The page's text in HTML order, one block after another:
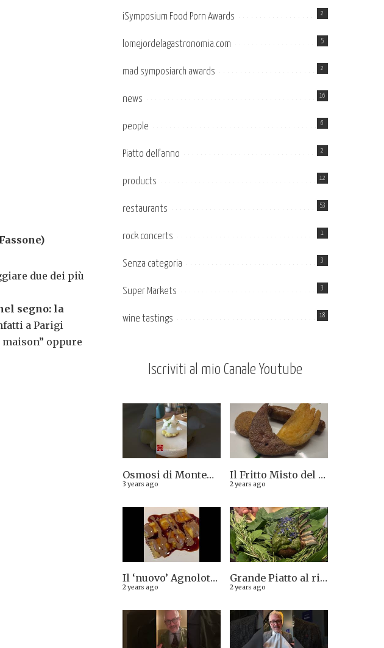
due dei più
segno: la
aParigi
oppure
iSymposium Food Porn Awards 2
lomejordelagastronomia.com 5
mad symposiarch awards 2
news 16
people 6
Piatto dell’anno 2
products 12
restaurants 53
rock concerts 1
Senza categoria 3
Super Markets 3
wine tastings 18
Iscriviti al mio Canale Youtube
Osmosi di Montepulciano nuova stella Michelin. Avevamo visto lungo il 14.08.2023
3 years ago
Il Fritto Misto del Centro di Priocca
2 years ago
Il ‘nuovo’ Agnolotto di Torino del Mago Rabin
2 years ago
Grande Piatto al rist. Quintilio di Altare SV: Carrè di agnello in crosta di erbe aromatiche liguri
2 years ago